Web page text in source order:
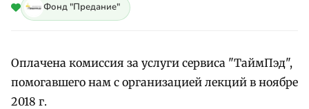
Фонд "Предание"
Оплачена комиссия за услуги сервиса "ТаймПэд",
помогавшего нам с организацией лекций в ноябре
2018 г.